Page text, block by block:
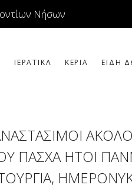
Νήσων
ΙΕΡΑΤΙΚΑ ΚΕΡΙΑ ΕΙΔΗ
ΠΑΣΧΑ ΗΤΟΙ